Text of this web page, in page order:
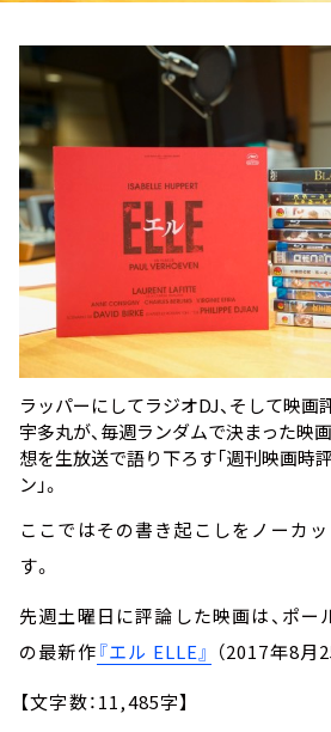
ラッパーにしてラジオDJ、そして映画
宇多丸が、毎週ランダムで決まった映
想を生放送で語り下ろす「週刊映画時
ン」。
ここではその書き起こしをノーカ
す。
先週土曜日に評論した映画は、ポー
の最新作『エル ELLE』 （2017年8月
【文字数：11,485字】